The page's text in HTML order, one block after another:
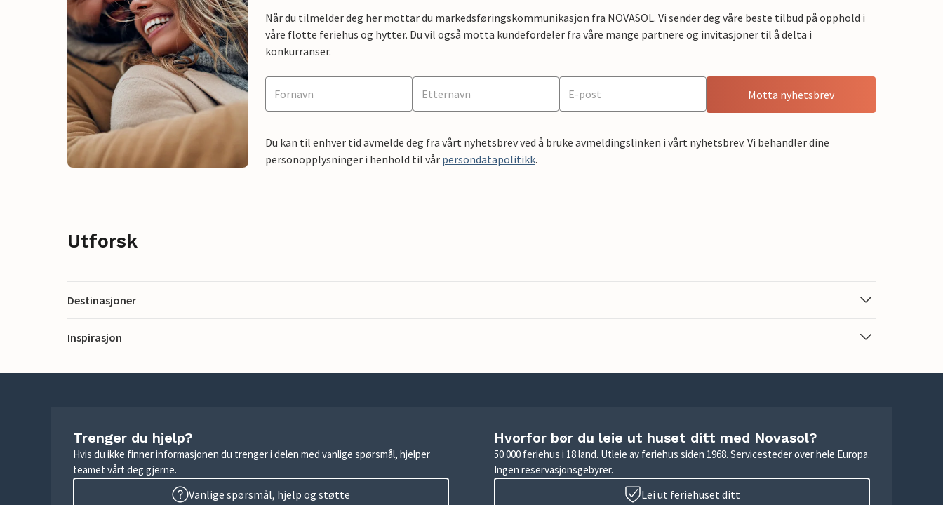
Når du tilmelder deg her mottar du markedsføringskommunikasjon fra NOVASOL. Vi sender deg våre beste tilbud på opphold i
våre flotte feriehus og hytter. Du vil også motta kundefordeler fra våre mange partnere og invitasjoner til å delta i
konkurranser.
Motta nyhetsbrev
Du kan til enhver tid avmelde deg fra vårt nyhetsbrev ved å bruke avmeldingslinken i vårt nyhetsbrev. Vi behandler dine
personopplysninger i henhold til vår persondatapolitikk.
Utforsk
Destinasjoner
Inspirasjon
Trenger du hjelp?
Hvis du ikke finner informasjonen du trenger i delen med vanlige spørsmål, hjelper
teamet vårt deg gjerne.
Vanlige spørsmål, hjelp og støtte
Hvorfor bør du leie ut huset ditt med Novasol?
50 000 feriehus i 18 land. Utleie av feriehus siden 1968. Servicesteder over hele Europa.
Ingen reservasjonsgebyrer.
Lei ut feriehuset ditt